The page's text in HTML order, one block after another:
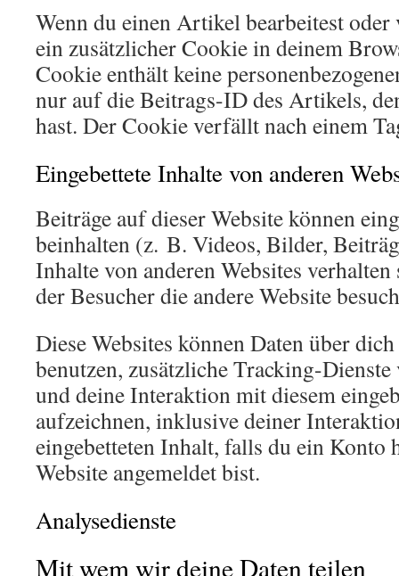
Wenn du einen Artikel bearbeitest
ein zusätzlicher Cookie in deinem
Cookie enthält keine
nur auf die Beitrags-ID des Artikels,
hast. Der Cookie verfällt nach einem
Eingebettete Inhalte von anderen
Beiträge auf dieser Website können
beinhalten (z. B. Videos, Bilder,
Inhalte von anderen Websites
der Besucher die andere Website
Diese Websites können Daten über
benutzen, zusätzliche Tracking-
und deine Interaktion mit diesem
aufzeichnen, inklusive deiner
eingebetteten Inhalt, falls du ein Konto
Website angemeldet bist.
Analysedienste
Mit wem wir deine Daten teilen